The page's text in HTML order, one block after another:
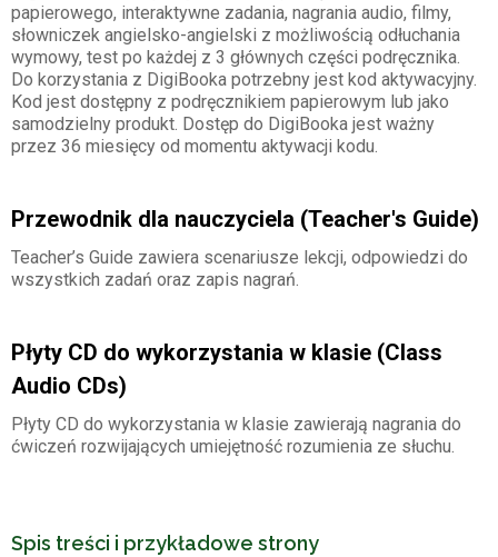
papierowego, interaktywne zadania, nagrania audio, filmy,
słowniczek angielsko-angielski z możliwością odłuchania
wymowy, test po każdej z 3 głównych części podręcznika.
Do korzystania z DigiBooka potrzebny jest kod aktywacyjny.
Kod jest dostępny z podręcznikiem papierowym lub jako
samodzielny produkt. Dostęp do DigiBooka jest ważny
przez 36 miesięcy od momentu aktywacji kodu.
Przewodnik dla nauczyciela (Teacher's Guide)
Teacher’s Guide zawiera scenariusze lekcji, odpowiedzi do
wszystkich zadań oraz zapis nagrań.
Płyty CD do wykorzystania w klasie (Class
Audio CDs)
Płyty CD do wykorzystania w klasie zawierają nagrania do
ćwiczeń rozwijających umiejętność rozumienia ze słuchu.
Spis treści i przykładowe strony